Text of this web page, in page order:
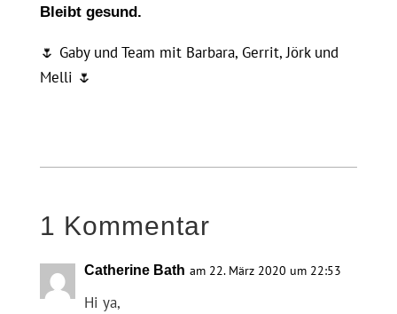
Bleibt gesund.
🌷 Gaby und Team mit Barbara, Gerrit, Jörk und
Melli 🌷
1 Kommentar
Catherine Bath am 22. März 2020 um 22:53
Hi ya,